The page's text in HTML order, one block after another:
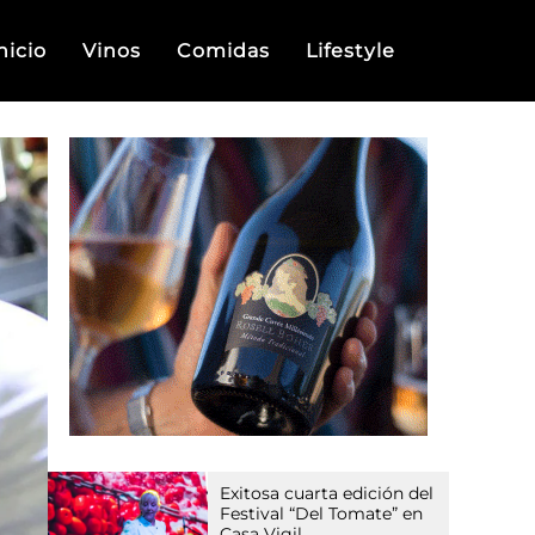
Vinos Comidas Lifestyle
Exitosa cuarta edición del
Festival “Del Tomate” en